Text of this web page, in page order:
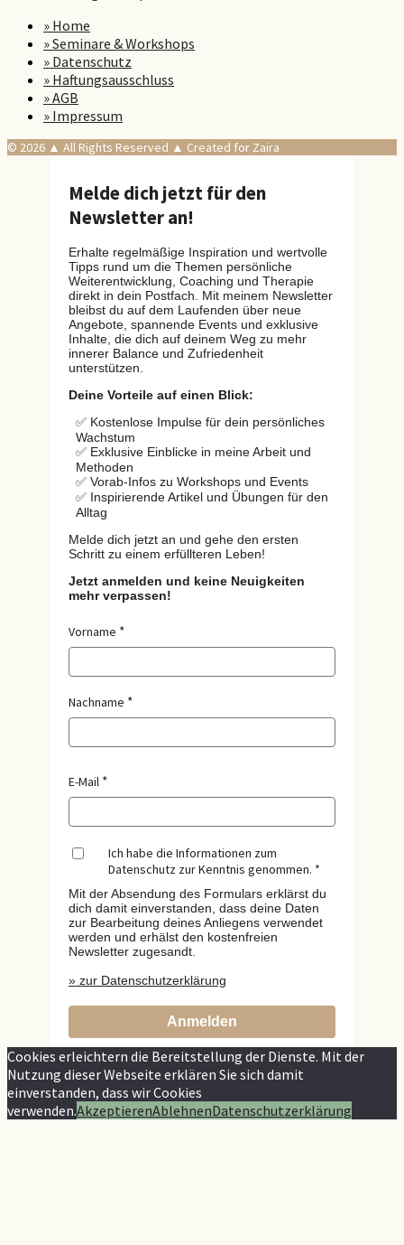
» Home
» Seminare & Workshops
» Datenschutz
» Haftungsausschluss
» AGB
» Impressum
© 2026 ▲ All Rights Reserved ▲ Created for Zaira
Melde dich jetzt für den
Newsletter an!
Erhalte regelmäßige Inspiration und wertvolle
Tipps rund um die Themen persönliche
Weiterentwicklung, Coaching und Therapie
direkt in dein Postfach. Mit meinem Newsletter
bleibst du auf dem Laufenden über neue
Angebote, spannende Events und exklusive
Inhalte, die dich auf deinem Weg zu mehr
innerer Balance und Zufriedenheit
unterstützen.
Deine Vorteile auf einen Blick:
✅ Kostenlose Impulse für dein persönliches
Wachstum
✅ Exklusive Einblicke in meine Arbeit und
Methoden
✅ Vorab-Infos zu Workshops und Events
✅ Inspirierende Artikel und Übungen für den
Alltag
Melde dich jetzt an und gehe den ersten
Schritt zu einem erfüllteren Leben!
Jetzt anmelden und keine Neuigkeiten
mehr verpassen!
Vorname
Nachname
E-Mail
Ich habe die Informationen zum
Datenschutz zur Kenntnis genommen.
Mit der Absendung des Formulars erklärst du
dich damit einverstanden, dass deine Daten
zur Bearbeitung deines Anliegens verwendet
werden und erhälst den kostenfreien
Newsletter zugesandt.
» zur Datenschutzerklärung
Anmelden
Cookies erleichtern die Bereitstellung der Dienste. Mit der
Nutzung dieser Webseite erklären Sie sich damit
einverstanden, dass wir Cookies
verwenden.AkzeptierenAblehnenDatenschutzerklärung